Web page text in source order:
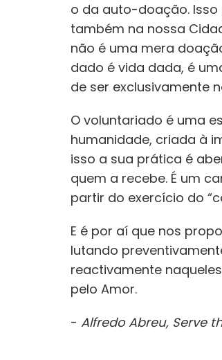
o da auto-doação.
também na nossa
não é uma mera
dado é vida dada, é
de ser exclusivamente
O voluntariado é uma
humanidade, criada à
isso a sua prática é
quem a recebe. É um
partir do exercício do
E é por aí que nos
lutando
reactivamente
pelo Amor.
- Alfredo Abreu, Serve